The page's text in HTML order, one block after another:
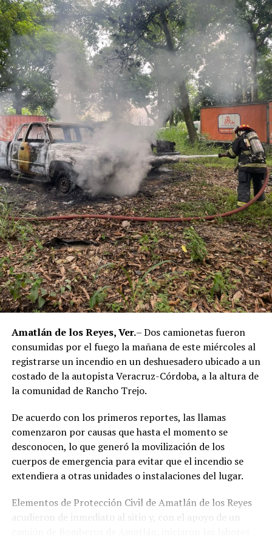
Diego “N”, Lauro Arturo “N”, Dana Natalia “N” y
Bonifacio “N”, imponiéndoles una pena de cuatro años y
nueve meses de prisión.
Los ahora sentenciados formaban parte de la Policía
Municipal de Coscomatepec durante la administración
del alcalde de Movimiento Ciudadano, Armando Reyes
Muñoz, y permanecerán recluidos en el Centro de
Reinserción Social de Mediana Seguridad de La Toma, en
Amatlán de los Reyes, donde cumplirán la condena.
Aunque durante el operativo fueron detenidos siete
policías municipales, la sentencia dada a conocer
corresponde únicamente a seis de ellos. Hasta el
momento, las autoridades no han informado la situación
jurídica del séptimo implicado.
El caso evidenció presuntas irregularidades dentro de la
corporación policiaca y motivó la intervención de
autoridades estatales y federales, en un contexto de
reforzamiento de las investigaciones contra servidores
públicos relacionados con actividades ilícitas en la
La sentencia representa uno de los primeros fallos
derivados de aquel operativo y confirma la
responsabilidad penal de los exuniformados por delitos
relacionados con la posesión de droga y el
públicos.
Amatlán de los Reyes, Ver.– Dos camionetas fueron
consumidas por el fuego la mañana de este miércoles al
registrarse un incendio en un deshuesadero ubicado a un
costado de la autopista Veracruz-Córdoba, a la altura de
la comunidad de Rancho Trejo.
De acuerdo con los primeros reportes, las llamas
comenzaron por causas que hasta el momento se
desconocen, lo que generó la movilización de los
cuerpos de emergencia para evitar que el incendio se
extendiera a otras unidades o instalaciones del lugar.
Elementos de Protección Civil de Amatlán de los Reyes
acudieron de inmediato al sitio y, con el apoyo de un